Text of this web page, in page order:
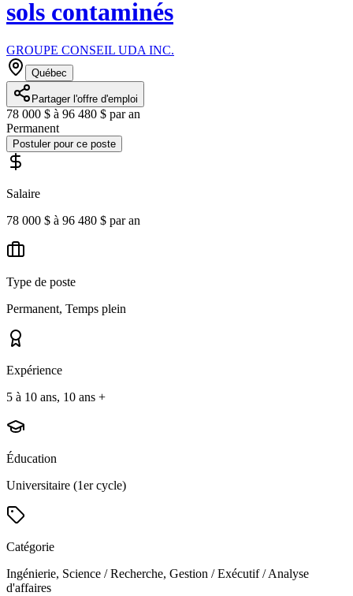
sols contaminés
GROUPE CONSEIL UDA INC.
Québec
Partager l'offre d'emploi
78 000 $ à 96 480 $ par an
Permanent
Postuler pour ce poste
Salaire
78 000 $ à 96 480 $ par an
Type de poste
Permanent, Temps plein
Expérience
5 à 10 ans, 10 ans +
Éducation
Universitaire (1er cycle)
Catégorie
Ingénierie, Science / Recherche, Gestion / Exécutif / Analyse
d'affaires